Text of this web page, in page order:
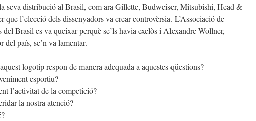
seva distribució al Brasil, com ara Gillette, Budweiser, Mitsubishi, Head &
que l’elecció dels dissenyadors va crear controvèrsia. L’Associació de
Brasil es va queixar perquè se’ls havia exclòs i Alexandre Wollner,
del país, se’n va lamentar.
logotip respon de manera adequada a aquestes qüestions?
esportiu?
l’activitat de la competició?
la nostra atenció?